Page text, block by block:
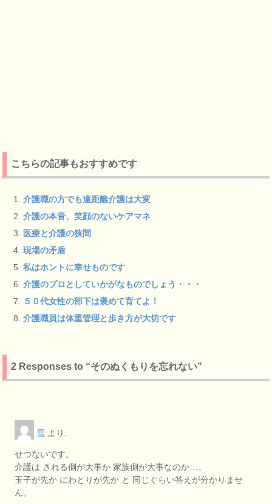
こちらの記事もおすすめです
介護職の方でも遠距離介護は大変
介護の本音、笑顔のないケアマネ
医療と介護の狭間
現場の矛盾
私はホントに幸せものです
介護のプロとしていかがなものでしょう・・・
５０代女性の部下は褒めて育てよ！
介護職員は体重管理と歩き方が大切です
2 Responses to “そのぬくもりを忘れない”
雪 より:
せつないです。
介護は される側が大事か 家族側が大事なのか…。
玉子が先か にわとりが先か と 同じぐらい答えが分かりませ
ん。